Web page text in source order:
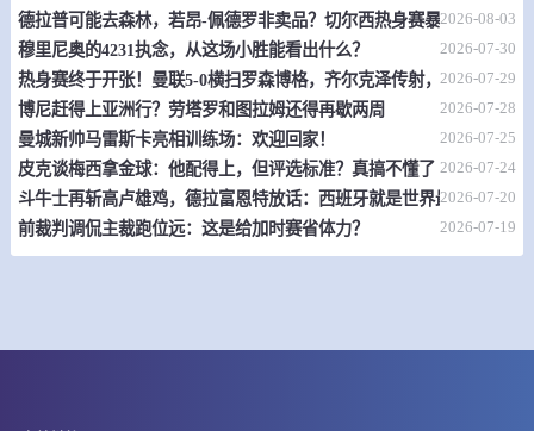
费罗卡利尔女足 0 - 0 竞技俱乐部女足
情报
波兰超 08-09 20:45
琴斯托霍瓦 0 - 0 卢宾扎格勒比
情报
史拉斯科 0 - 0 克拉科维亚
德拉普可能去森林，若昂-佩德罗非卖品？切尔西热身赛暴露不少问题
2026-08-03
穆里尼奥的4231执念，从这场小胜能看出什么？ 2026-07-30
热身赛终于开张！曼联5-0横扫罗森博格，齐尔克泽传射，19岁小将惊
2026-07-29
博尼赶得上亚洲行？劳塔罗和图拉姆还得再歇两周 2026-07-28
曼城新帅马雷斯卡亮相训练场：欢迎回家！ 2026-07-25
皮克谈梅西拿金球：他配得上，但评选标准？真搞不懂了 2026-07-24
斗牛士再斩高卢雄鸡，德拉富恩特放话：西班牙就是世界最强2026-07-20
前裁判调侃主裁跑位远：这是给加时赛省体力？ 2026-07-19